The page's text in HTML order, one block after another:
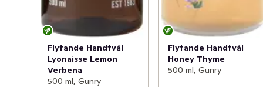
Flytande Handtvål
Lyonaisse Lemon
Verbena
500 ml, Gunry
Flytande Handtvål
Honey Thyme
500 ml, Gunry